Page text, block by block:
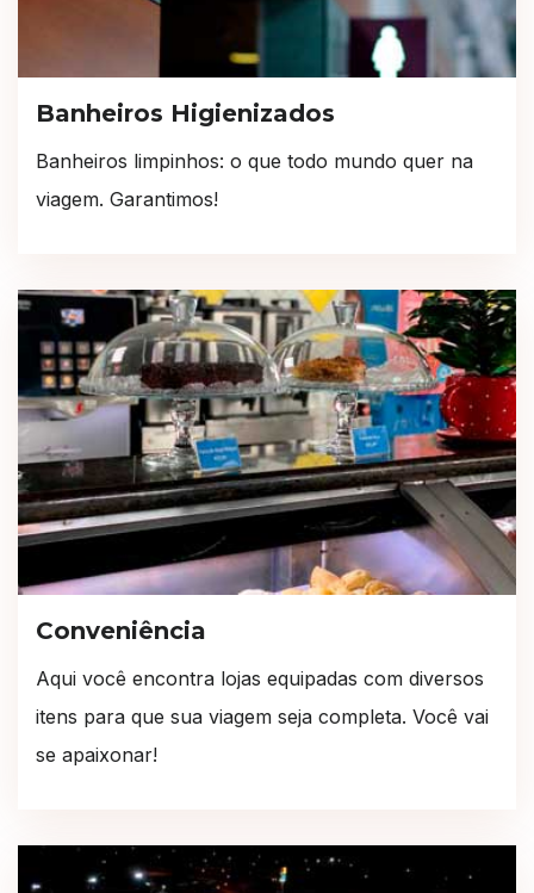
Banheiros Higienizados
Banheiros limpinhos: o que todo mundo quer na
viagem. Garantimos!
Conveniência
Aqui você encontra lojas equipadas com diversos
itens para que sua viagem seja completa. Você vai
se apaixonar!